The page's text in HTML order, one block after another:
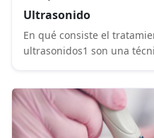
Ultrasonido
En qué consiste el
ultrasonidos1 son una